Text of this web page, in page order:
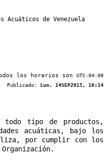
Acuáticos de Venezuela
los horarios sonUTC-04:00
Publicado: Lun. 14SEP2015, 16:14
tipo de productos,
acuáticas, bajo los
por cumplir con los